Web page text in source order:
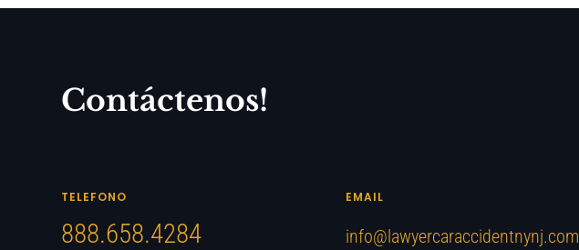
Contáctenos!
TELEFONO
888.658.4284
EMAIL
info@lawyercaraccidentnynj.com